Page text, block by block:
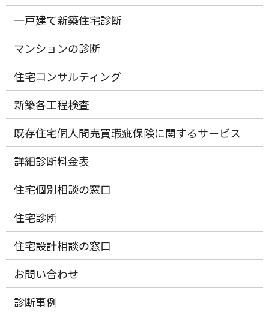
一戸建て新築住宅診断
マンションの診断
住宅コンサルティング
新築各工程検査
既存住宅個人間売買瑕疵保険に関するサービス
詳細診断料金表
住宅個別相談の窓口
住宅診断
住宅設計相談の窓口
お問い合わせ
診断事例